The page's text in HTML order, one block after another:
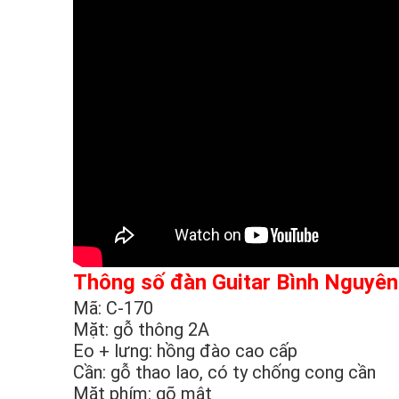
Thông số đàn Guitar Bình
Mã: C-170
Mặt: gỗ thông 2A
Eo + lưng: hồng đào cao cấp
Cần: gỗ thao lao, có ty chống cong cần
Mặt phím: gõ mật